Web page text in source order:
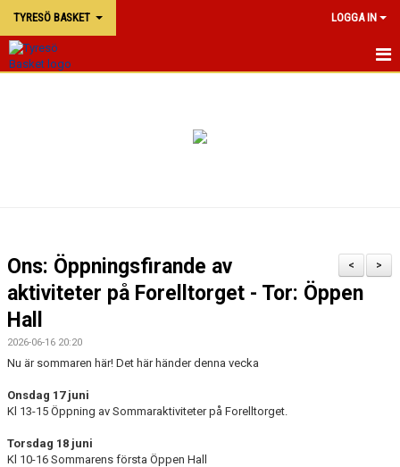
TYRESÖ BASKET LOGGA IN
DOKUMENT
>
<
Ons: Öppningsfirande av
aktiviteter på Forelltorget - Tor: Öppen
Hall
2026-06-16 20:20
Nu är sommaren här! Det här händer denna vecka
Onsdag 17 juni
Kl 13-15 Öppning av Sommaraktiviteter på Forelltorget.
Torsdag 18 juni
Kl 10-16 Sommarens första Öppen Hall